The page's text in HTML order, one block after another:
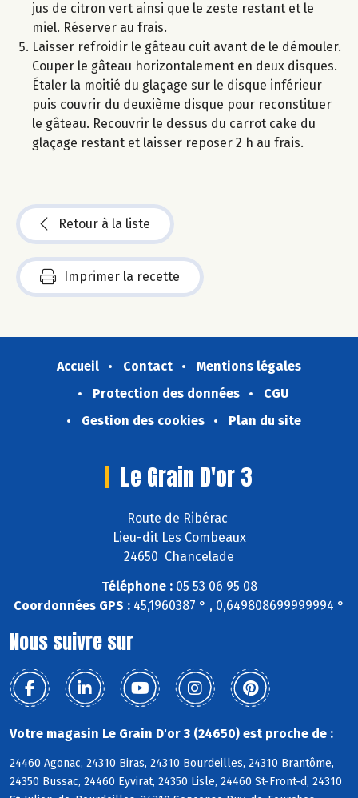
jus de citron vert ainsi que le zeste restant et le
miel. Réserver au frais.
Laisser refroidir le gâteau cuit avant de le démouler.
Couper le gâteau horizontalement en deux disques.
Étaler la moitié du glaçage sur le disque inférieur
puis couvrir du deuxième disque pour reconstituer
le gâteau. Recouvrir le dessus du carrot cake du
glaçage restant et laisser reposer 2 h au frais.
Retour à la liste
Imprimer la recette
Accueil Contact
Mentions légales
Protection des données
CGU
Gestion des cookies
Plan du site
Le Grain D'or 3
Route de Ribérac
Lieu-dit Les Combeaux
24650 Chancelade
Téléphone :05 53 06 95 08
Coordonnées GPS : 45,1960387 ° , 0,649808699999994 °
Nous suivre sur
Votre magasin Le Grain D'or 3 (24650) est proche de :
24460 Agonac, 24310 Biras, 24310 Bourdeilles, 24310 Brantôme,
24350 Bussac, 24460 Eyvirat, 24350 Lisle, 24460 St-Front-d, 24310